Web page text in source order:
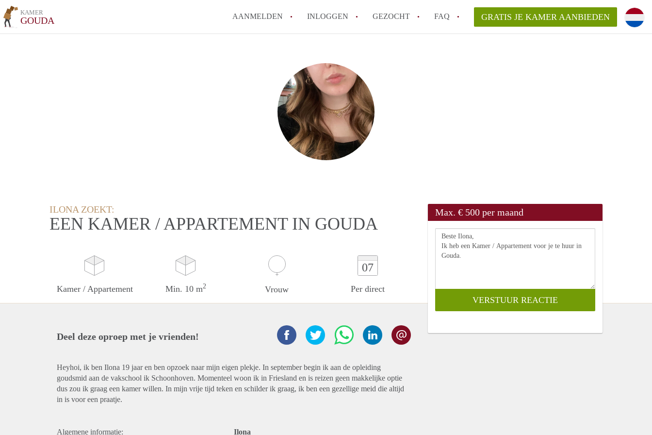
KAMER
GOUDA AANMELDEN INLOGGEN GEZOCHT FAQ
Wat is KamerGouda?
Wat is de privacyverklaring van KamerGouda?
Berekent KamerGouda makelaarsvergoeding/bemiddelingsvergoeding?
Alle veelgestelde vragen
GRATIS JE KAMER AANBIEDEN
ILONA ZOEKT:
EEN KAMER / APPARTEMENT IN GOUDA
Kamer / Appartement Min. 10 m2 Vrouw
07
Per direct
Max. € 500 per maand
Deel deze oproep met je vrienden!
Heyhoi, ik ben Ilona 19 jaar en ben opzoek naar mijn eigen plekje. In september begin ik aan de opleiding
goudsmid aan de vakschool ik Schoonhoven. Momenteel woon ik in Friesland en is reizen geen makkelijke optie
dus zou ik graag een kamer willen. In mijn vrije tijd teken en schilder ik graag, ik ben een gezellige meid die altijd
in is voor een praatje.
Algemene informatie: Ilona